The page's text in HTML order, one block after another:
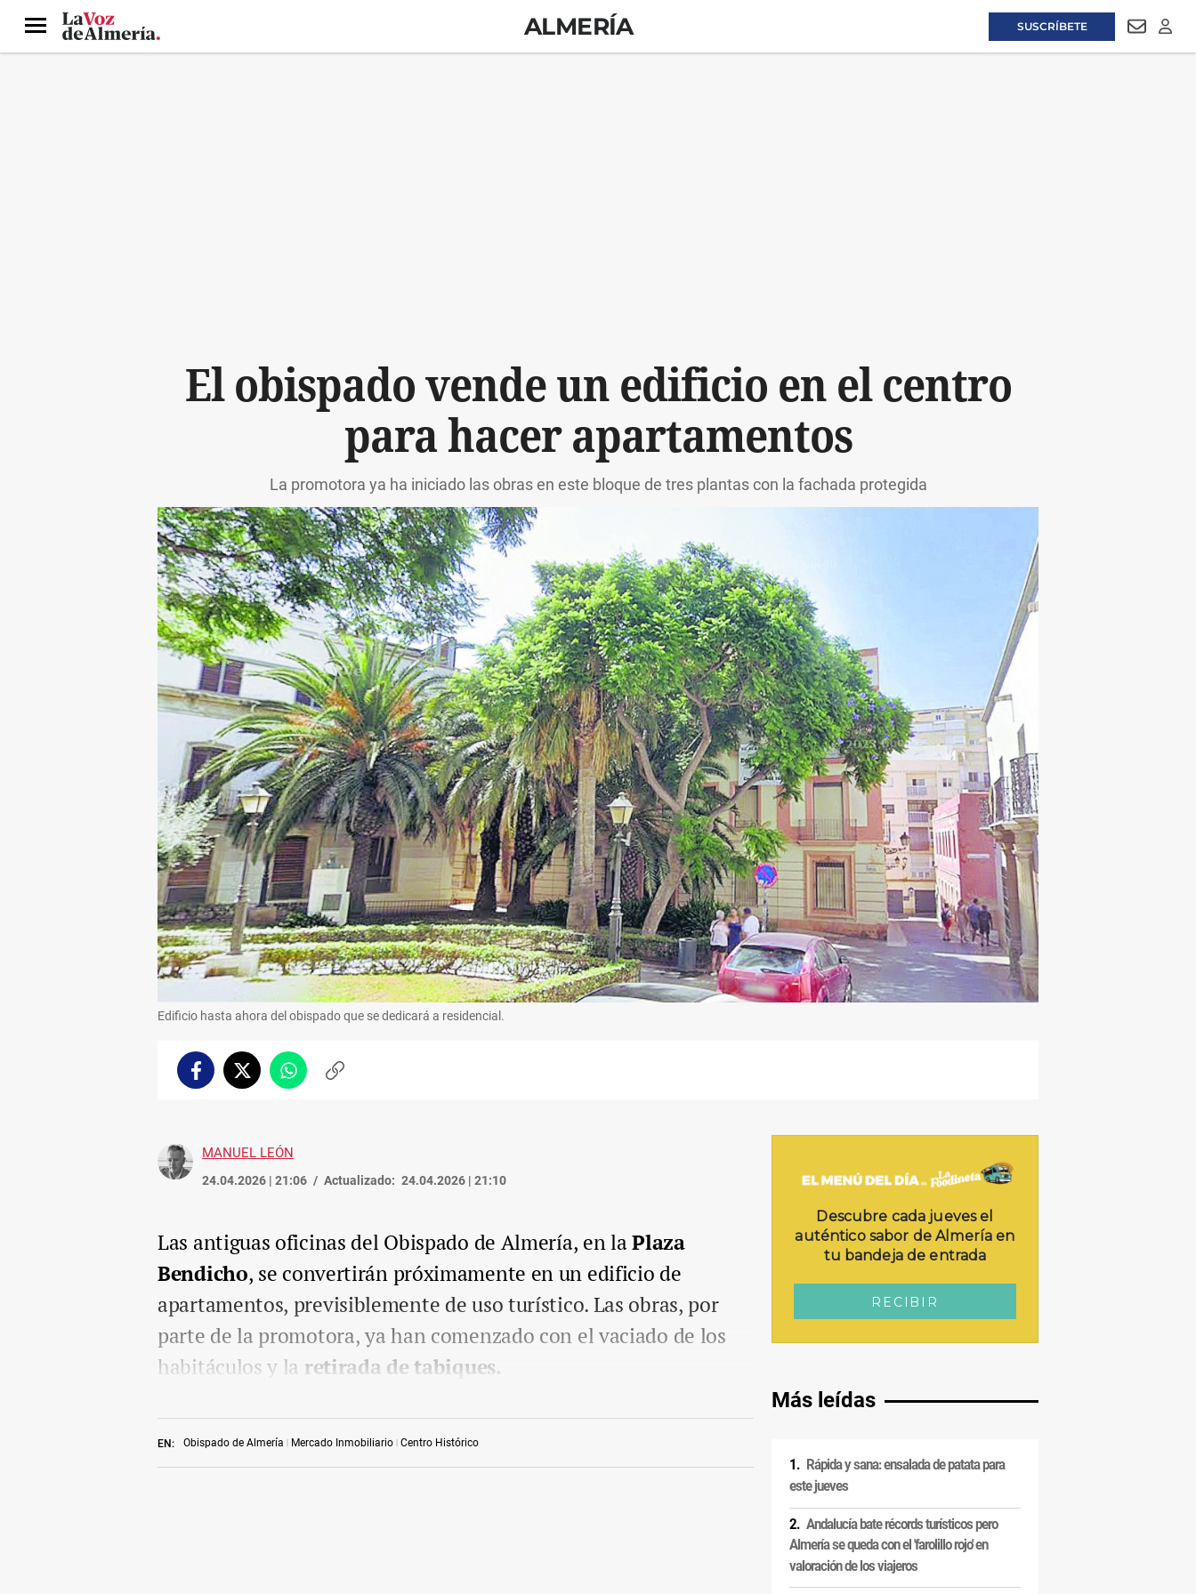
SUSCRÍBETE
Menú ALMERÍA
El obispado vende un edificio en el centro
para hacer apartamentos
La promotora ya ha iniciado las obras en este bloque de tres plantas con la fachada protegida
Edificio hasta ahora del obispado que se dedicará a residencial.
FacebookTwitterWhatsappCopiar
MANUEL LEÓN
24.04.2026 | 21:06 Actualizado: 24.04.2026 | 21:10
EN: Obispado de Almería Mercado Inmobiliario Centro Histórico
Las antiguas oficinas del Obispado de Almería, en laPlaza
Bendicho, se convertirán próximamente en un edificio de
apartamentos, previsiblemente de uso turístico. Las obras, por
parte de la promotora, ya han comenzado con el vaciado de los
habitáculos y la retirada de tabiques.
Más leídas
Rápida y sana: ensalada de patata para
este jueves
Andalucía bate récords turísticos pero
Almería se queda con el 'farolillo rojo' en
valoración de los viajeros